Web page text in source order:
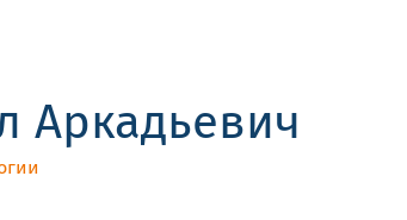
Аркадьевич